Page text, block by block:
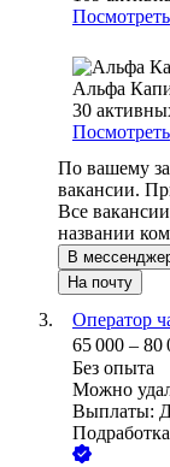
Посмотреть
Альфа
30
Посмотреть
По вашему
вакансии.
Все вакансии
названии
В
На почту
Оператор
65 000 – 80
Без опыта
Можно
Выплаты:
Подработка